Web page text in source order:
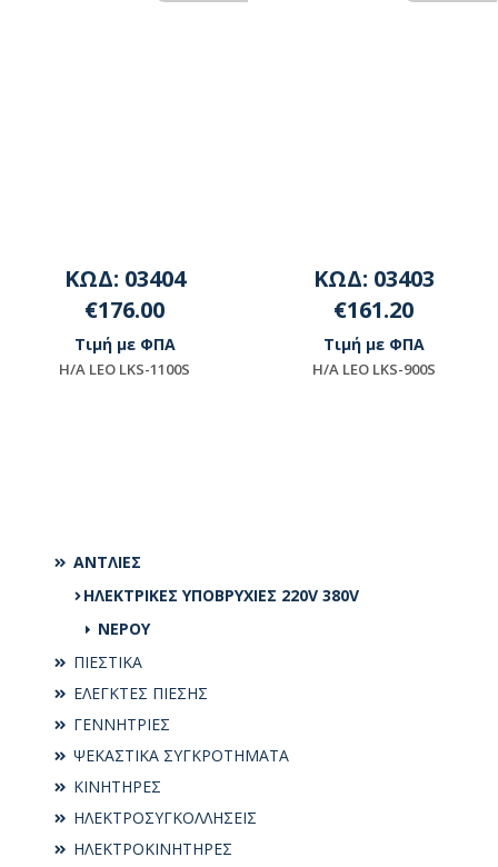
ΑΝΤΛΙΕΣ
ΗΛΕΚΤΡΙΚΕΣ ΥΠΟΒΡΥΧΙΕΣ 220V 380V
ΝΕΡΟΥ
ΠΙΕΣΤΙΚΑ
ΕΛΕΓΚΤΕΣ ΠΙΕΣΗΣ
ΓΕΝΝΗΤΡΙΕΣ
ΨΕΚΑΣΤΙΚΑ ΣΥΓΚΡΟΤΗΜΑΤΑ
ΚΙΝΗΤΗΡΕΣ
ΗΛΕΚΤΡΟΣΥΓKΟΛΛΗΣΕΙΣ
ΗΛΕΚΤΡΟΚΙΝΗΤΗΡΕΣ
ΚΩΔ: 03404
€176.00
Τιμή με ΦΠΑ
H/A LEO LKS-1100S
ΚΩΔ: 03403
€161.20
Τιμή με ΦΠΑ
H/A LEO LKS-900S